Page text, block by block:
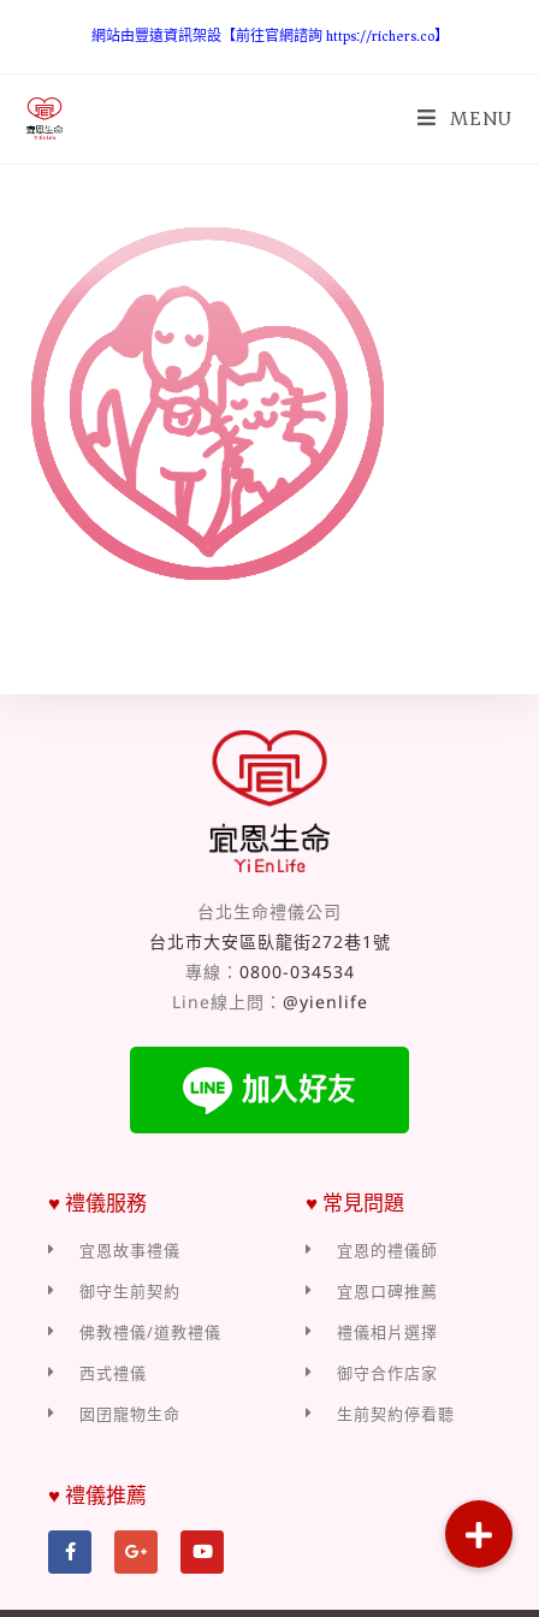
網站由豐遠資訊架設【前往官網諮詢 https://richers.co】
MENU
台北生命禮儀公司
台北市大安區臥龍街272巷1號
專線： 0800-034534
Line線上問： @yienlife
♥ 禮儀服務
宜恩故事禮儀
御守生前契約
佛教禮儀/道教禮儀
西式禮儀
囡囝寵物生命
♥ 常見問題
宜恩的禮儀師
宜恩口碑推薦
禮儀相片選擇
御守合作店家
生前契約停看聽
♥ 禮儀推薦